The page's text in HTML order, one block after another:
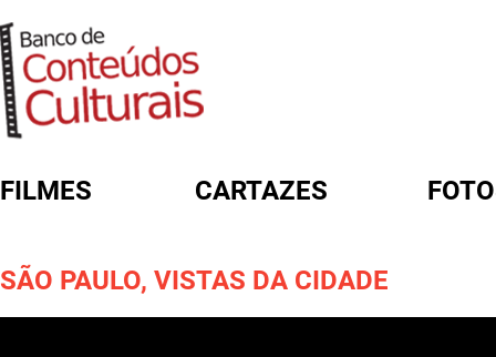
FILMES CARTAZES
SÃO PAULO, VISTAS DA CIDADE